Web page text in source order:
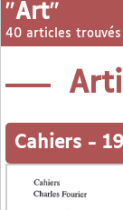
"Art"
40 articles trouvés
Cahiers -